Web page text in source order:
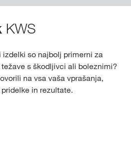
KWS
so najbolj primerni za
s škodljivci ali boleznimi?
na vsa vaša vprašanja,
in rezultate.